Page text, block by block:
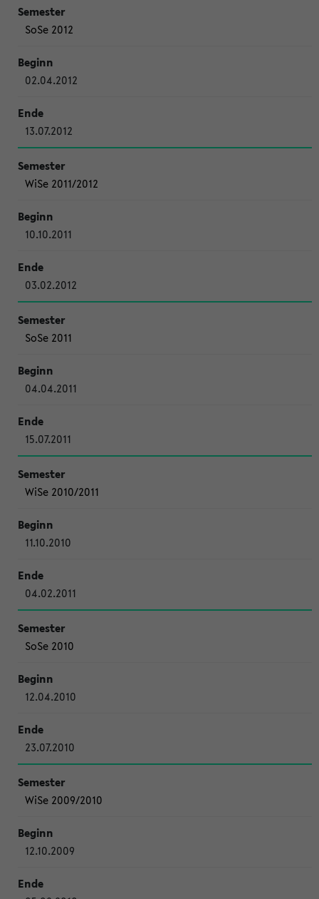
SoSe 2012
02.04.2012
13.07.2012
WiSe 2011/2012
10.10.2011
03.02.2012
SoSe 2011
04.04.2011
15.07.2011
WiSe 2010/2011
11.10.2010
04.02.2011
SoSe 2010
12.04.2010
23.07.2010
WiSe 2009/2010
12.10.2009